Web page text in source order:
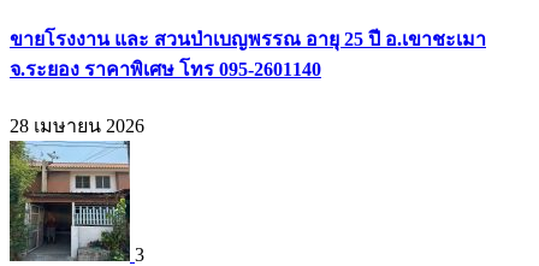
ขายโรงงาน และ สวนป่าเบญพรรณ อายุ 25 ปี อ.เขาชะเมา
จ.ระยอง ราคาพิเศษ โทร 095-2601140
28 เมษายน 2026
3